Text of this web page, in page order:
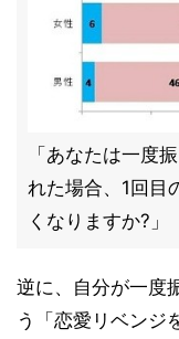
「あなたは一度
れた場合、1回目
くなりますか?」
逆に、自分が一度
う「恋愛リベンジ